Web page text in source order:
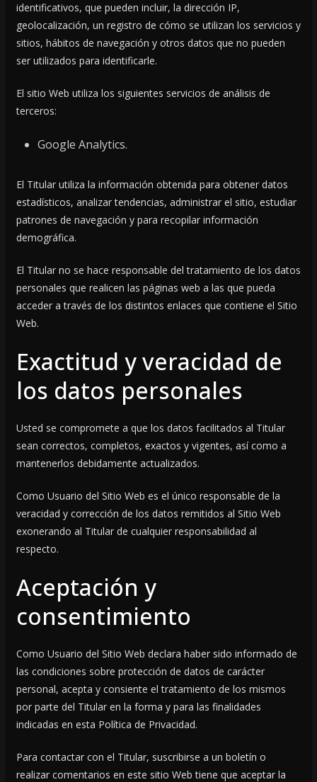
identificativos, que pueden incluir, la dirección IP,
geolocalización, un registro de cómo se utilizan los servicios y
sitios, hábitos de navegación y otros datos que no pueden
ser utilizados para identificarle.
El sitio Web utiliza los siguientes servicios de análisis de
terceros:
Google Analytics.
El Titular utiliza la información obtenida para obtener datos
estadísticos, analizar tendencias, administrar el sitio, estudiar
patrones de navegación y para recopilar información
demográfica.
El Titular no se hace responsable del tratamiento de los datos
personales que realicen las páginas web a las que pueda
acceder a través de los distintos enlaces que contiene el Sitio
Web.
Exactitud y veracidad de
los datos personales
Usted se compromete a que los datos facilitados al Titular
sean correctos, completos, exactos y vigentes, así como a
mantenerlos debidamente actualizados.
Como Usuario del Sitio Web es el único responsable de la
veracidad y corrección de los datos remitidos al Sitio Web
exonerando al Titular de cualquier responsabilidad al
respecto.
Aceptación y
consentimiento
Como Usuario del Sitio Web declara haber sido informado de
las condiciones sobre protección de datos de carácter
personal, acepta y consiente el tratamiento de los mismos
por parte del Titular en la forma y para las finalidades
indicadas en esta Política de Privacidad.
Para contactar con el Titular, suscribirse a un boletín o
realizar comentarios en este sitio Web tiene que aceptar la